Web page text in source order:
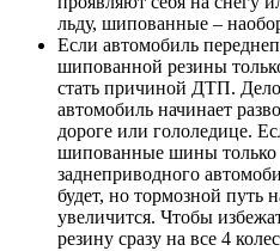
льду, шипованные –
Если автомобиль
шипованной резины
стать причиной ДТП.
автомобиль начинает
дороге или гололедице.
шипованные шины только
заднеприводного
будет, но тормозной путь
увеличится. Чтобы
резину сразу на все 4